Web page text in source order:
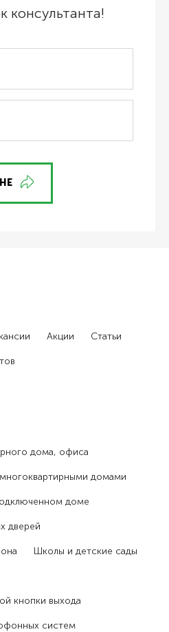
консультанта!
Акции Статьи
дома, офиса
домами
доме
дверей
Школы и детские сады
кнопки выхода
систем